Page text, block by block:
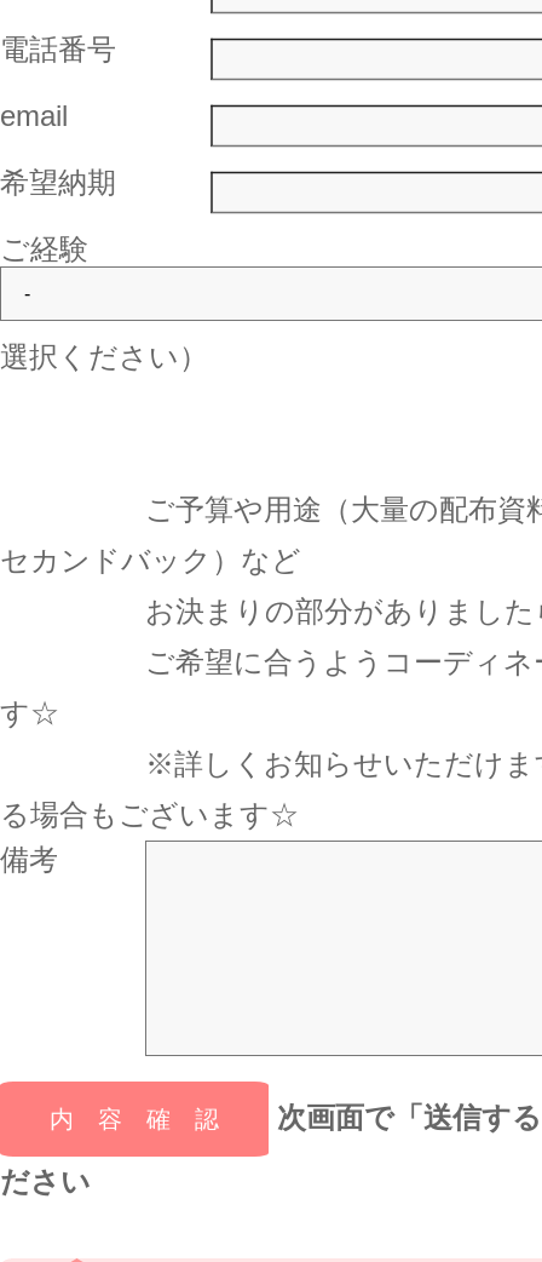
電話番号
email
希望納期
ご経験
選択ください）
ご予算や用途（大量の配布資料
セカンドバック）など
お決まりの部分がありましたら
ご希望に合うようコーディネー
す☆
※詳しくお知らせいただけます
る場合もございます☆
備考
次画面で「送信す
ださい